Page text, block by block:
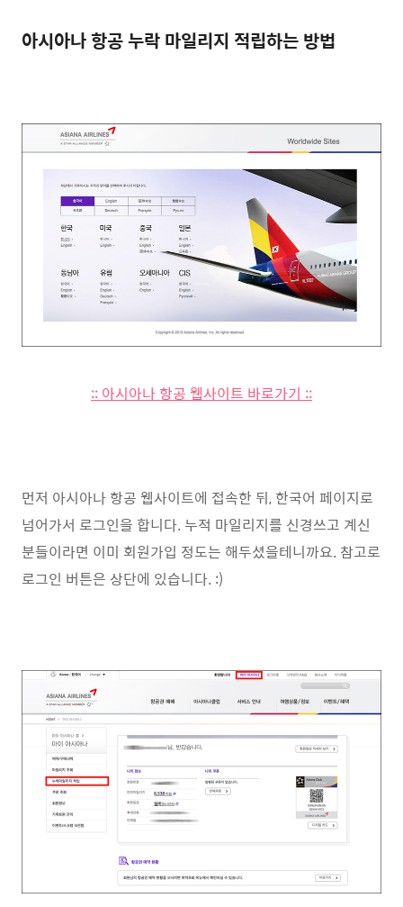
아시아나 항공 누락 마일리지 적립하는 방법
:: 아시아나 항공 웹사이트 바로가기 ::
먼저 아시아나 항공 웹사이트에 접속한 뒤, 한국어 페이지로
넘어가서 로그인을 합니다. 누적 마일리지를 신경쓰고 계신
분들이라면 이미 회원가입 정도는 해두셨을테니까요. 참고로
로그인 버튼은 상단에 있습니다. :)